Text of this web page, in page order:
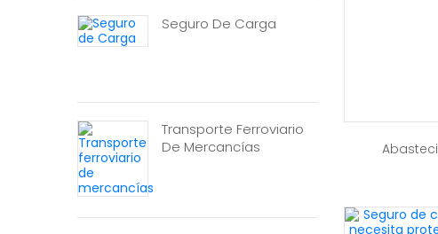
Seguro De Carga
Transporte Ferroviario
De Mercancías